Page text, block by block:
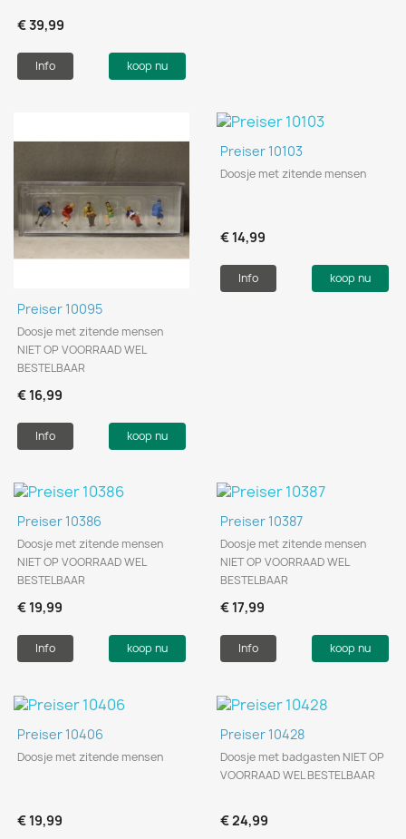
€ 39,99
Info koop nu
Preiser 10095
Doosje met zitende mensen
NIET OP VOORRAAD WEL
BESTELBAAR
€ 16,99
Info koop nu
Preiser 10103
Doosje met zitende mensen
€ 14,99
Info koop nu
Preiser 10386
Doosje met zitende mensen
NIET OP VOORRAAD WEL
BESTELBAAR
€ 19,99
Info koop nu
Preiser 10387
Doosje met zitende mensen
NIET OP VOORRAAD WEL
BESTELBAAR
€ 17,99
Info koop nu
Preiser 10406
Doosje met zitende mensen
€ 19,99
Preiser 10428
Doosje met badgasten NIET OP
VOORRAAD WEL BESTELBAAR
€ 24,99